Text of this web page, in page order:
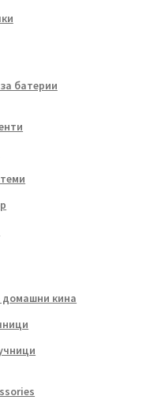
батерии
домашни кина